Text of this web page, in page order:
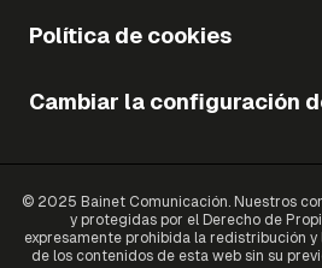
Política de cookies
Cambiar la configuración
© 2025 Bainet Comunicación. Nuestros
y protegidas por el Derecho de
expresamente prohibida la redistribución
de los contenidos de esta web sin su